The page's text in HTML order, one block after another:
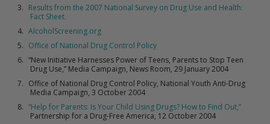
Results from the 2007 National Survey on Drug Use and Health:
Fact Sheet.
AlcoholScreening.org
Office of National Drug Control Policy
“New Initiative Harnesses Power of Teens, Parents to Stop Teen
Drug Use,” Media Campaign, News Room, 29 January 2004
Office of National Drug Control Policy, National Youth Anti-Drug
Media Campaign, 3 October 2004
“Help for Parents: Is Your Child Using Drugs? How to Find Out,”
Partnership for a Drug-Free America, 12 October 2004